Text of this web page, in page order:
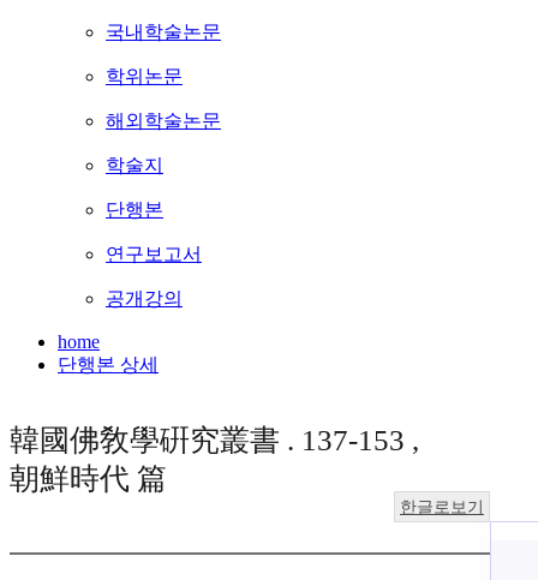
국내학술논문
학위논문
해외학술논문
학술지
단행본
연구보고서
공개강의
home
단행본 상세
韓國佛敎學硏究叢書 . 137-153 ,
朝鮮時代 篇
한글로보기